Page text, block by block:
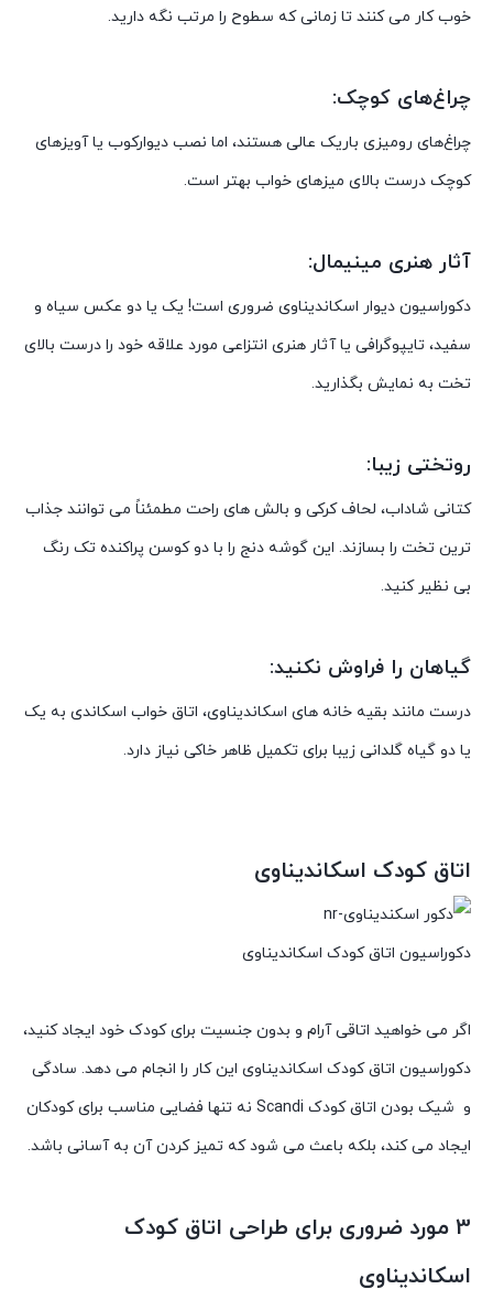
خوب کار می کنند تا زمانی که سطوح را مرتب نگه دارید.
چراغ‌های کوچک:
چراغ‌های رومیزی باریک عالی هستند، اما نصب دیوارکوب یا آویزهای
کوچک درست بالای میزهای خواب بهتر است.
آثار هنری مینیمال:
دکوراسیون دیوار اسکاندیناوی ضروری است! یک یا دو عکس سیاه و
سفید، تایپوگرافی یا آثار هنری انتزاعی مورد علاقه خود را درست بالای
تخت به نمایش بگذارید.
روتختی زیبا:
کتانی شاداب، لحاف کرکی و بالش های راحت مطمئناً می توانند جذاب
ترین تخت را بسازند. این گوشه دنج را با دو کوسن پراکنده تک رنگ
بی نظیر کنید.
گیاهان را فراوش نکنید:
درست مانند بقیه خانه های اسکاندیناوی، اتاق خواب اسکاندی به یک
یا دو گیاه گلدانی زیبا برای تکمیل ظاهر خاکی نیاز دارد.
اتاق کودک اسکاندیناوی
دکوراسیون اتاق کودک اسکاندیناوی
اگر می خواهید اتاقی آرام و بدون جنسیت برای کودک خود ایجاد کنید،
دکوراسیون اتاق کودک اسکاندیناوی این کار را انجام می دهد. سادگی
و شیک بودن اتاق کودک Scandi نه تنها فضایی مناسب برای کودکان
ایجاد می کند، بلکه باعث می شود که تمیز کردن آن به آسانی باشد.
3 مورد ضروری برای طراحی اتاق کودک
اسکاندیناوی